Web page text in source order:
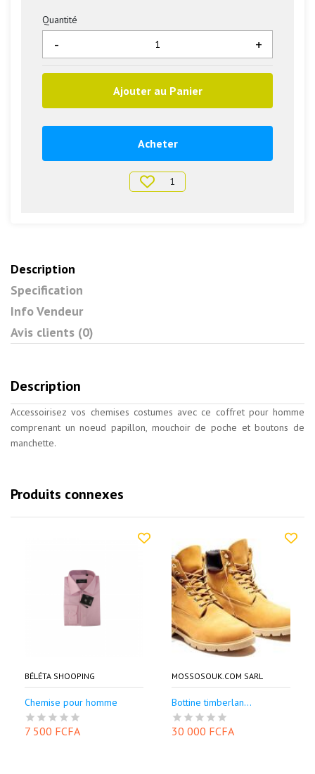
Quantité
+
-
Ajouter au Panier
Acheter
1
Description
Specification
Info Vendeur
Avis clients (0)
Description
Accessoirisez vos chemises costumes avec ce coffret pour homme
comprenant un noeud papillon, mouchoir de poche et boutons de
manchette.
Produits connexes
BÉLÉTA SHOOPING
Chemise pour homme
7 500 FCFA
MOSSOSOUK.COM SARL
Bottine timberlan...
30 000 FCFA